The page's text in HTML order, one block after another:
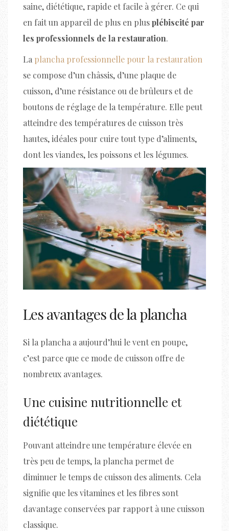
saine, diététique, rapide et facile à gérer. Ce qui
en fait un appareil de plus en plusplébiscité par
les professionnels de la restauration.
La plancha professionnelle pour la restauration
se compose d’un châssis, d’une plaque de
cuisson, d’une résistance ou de brûleurs et de
boutons de réglage de la température. Elle peut
atteindre des températures de cuisson très
hautes, idéales pour cuire tout type d’aliments,
dont les viandes, les poissons et les légumes.
Les avantages de la plancha
Si la plancha a aujourd’hui le vent en poupe,
c’est parce que ce mode de cuisson offre de
nombreux avantages.
Une cuisine nutritionnelle et
diététique
Pouvant atteindre une température élevée en
très peu de temps, la plancha permet de
diminuer le temps de cuisson des aliments. Cela
signifie que les vitamines et les fibres sont
davantage conservées par rapport à une cuisson
classique.